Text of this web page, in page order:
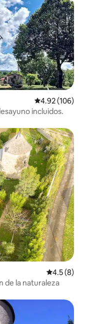
Calificación
4.92 (106)
incluidos.
4.5 (8)
de la naturaleza